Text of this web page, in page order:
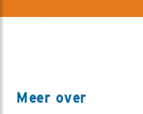
Meer over